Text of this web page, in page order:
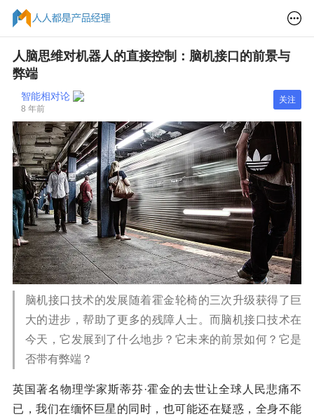
人脑思维对机器人的直接控制：脑机接口的前景与
弊端
智能相对论
8 年前
关注
脑机接口技术的发展随着霍金轮椅的三次升级获得了巨
大的进步，帮助了更多的残障人士。而脑机接口技术在
今天，它发展到了什么地步？它未来的前景如何？它是
否带有弊端？
英国著名物理学家斯蒂芬·霍金的去世让全球人民悲痛不
已，我们在缅怀巨星的同时，也可能还在疑惑，全身不能